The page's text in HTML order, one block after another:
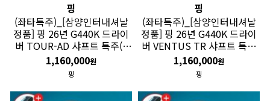
핑
(좌타특주)_[삼양인터내셔날
정품] 핑 26년 G440K 드라이
버 TOUR-AD 샤프트 특주(4
주 소요) GF
1,160,000원
핑
핑
(좌타특주)_[삼양인터내셔날
정품] 핑 26년 G440K 드라이
버 VENTUS TR 샤프트 특주
(4주 소요) GF
1,160,000원
핑